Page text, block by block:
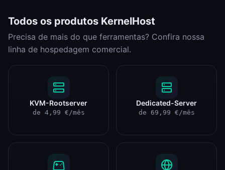
Todos os produtos KernelHost
Precisa de mais do que ferramentas? Confira nossa
linha de hospedagem comercial.
KVM-Rootserver
de 4,99 €/mês
Dedicated-Server
de 69,99 €/mês